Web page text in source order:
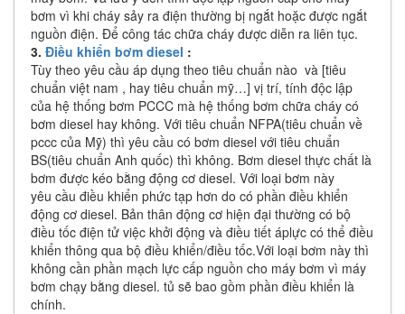
bơm vì khi cháy sảy ra điện thường bị ngắt hoặc được ngắt
nguồn điện. Để công tác chữa cháy được diễn ra liên tục.
3. Điều khiển bơm diesel :
Tùy theo yêu cầu áp dụng theo tiêu chuẩn nào và [tiêu
chuẩn việt nam , hay tiêu chuẩn mỹ…] vị trí, tính độc lập
của hệ thống bơm PCCC mà hệ thống bơm chữa cháy có
bơm diesel hay không. Với tiêu chuẩn NFPA(tiêu chuẩn về
pccc của Mỹ) thì yêu cầu có bơm diesel với tiêu chuẩn
BS(tiêu chuẩn Anh quốc) thì không. Bơm diesel thực chất là
bơm được kéo bằng động cơ diesel. Với loại bơm này
yêu cầu điều khiển phức tạp hơn do có phần điều khiển
động cơ diesel. Bản thân động cơ hiện đại thường có bộ
điều tốc điện tử việc khởi động và điều tiết áplực có thể điều
khiển thông qua bộ điều khiển/điều tốc.Với loại bơm này thì
không cần phần mạch lực cấp nguồn cho máy bơm vì máy
bơm chạy bằng diesel. tủ sẽ bao gồm phần điều khiển là
chính.